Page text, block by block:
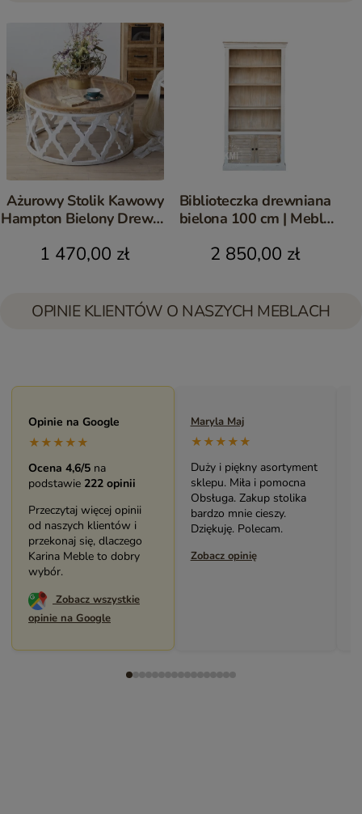
Ażurowy Stolik Kawowy
Hampton Bielony Drewno
1 470,00 zł
Biblioteczka drewniana
bielona 100 cm | Meble
2 850,00 zł
OPINIE KLIENTÓW O NASZYCH MEBLACH
Opinie na Google
★★★★★
Ocena 4,6/5 na
podstawie 222 opinii
Przeczytaj więcej opinii
od naszych klientów i
przekonaj się, dlaczego
Karina Meble to dobry
wybór.
Zobacz wszystkie
opinie na Google
Maryla Maj
★★★★★
Duży i piękny asortyment
sklepu. Miła i pomocna
bardzo mnie cieszy.
Dziękuję. Polecam.
Zobacz opinię
Monika Andrzejewska
★★★★★
Bardzo solidny, piękny
mebel (biblioteczka).
Świetny kontakt z
pracownikami sklepu.
Polecam serdecznie.
Zobacz opinię